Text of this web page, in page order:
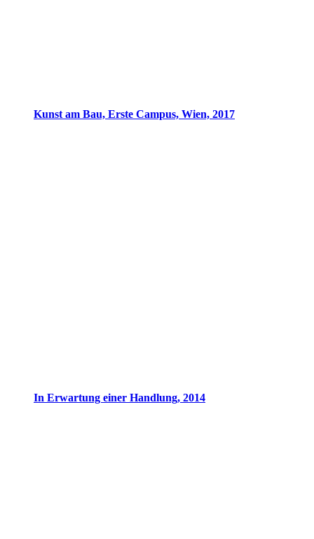
Kunst am Bau, Erste Campus, Wien, 2017
In Erwartung einer Handlung, 2014